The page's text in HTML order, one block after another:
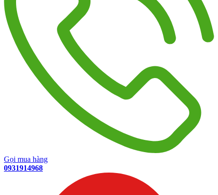
Gọi mua hàng
0931914968